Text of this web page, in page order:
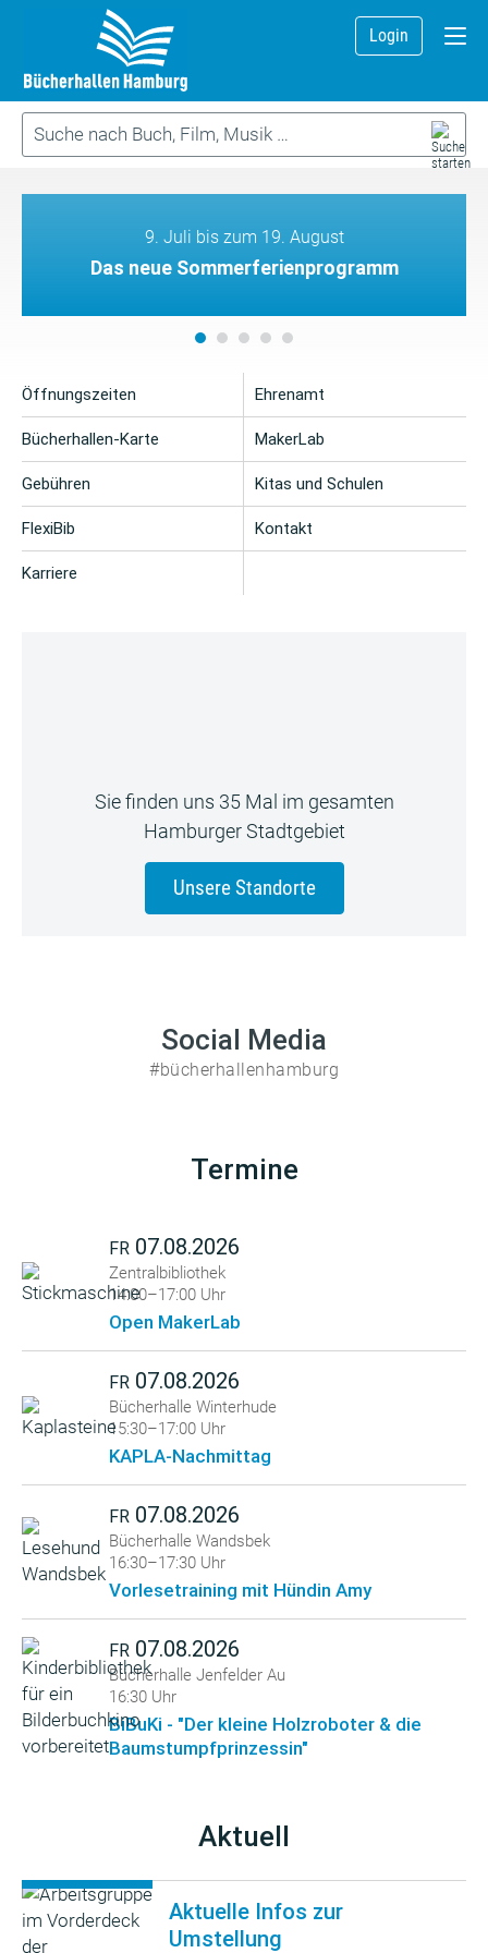
Login
9. Juli bis zum 19. August
Das neue Sommerferienprogramm
Öffnungszeiten
Bücherhallen-Karte
Gebühren
FlexiBib
Karriere
Ehrenamt
MakerLab
Kitas und Schulen
Kontakt
Sie finden uns 35 Mal im gesamten
Hamburger Stadtgebiet
Unsere Standorte
Social Media
#bücherhallenhamburg
Termine
FR 07.08.2026
Zentralbibliothek
14:00–17:00 Uhr
Open MakerLab
FR 07.08.2026
Bücherhalle Winterhude
15:30–17:00 Uhr
KAPLA-Nachmittag
FR 07.08.2026
Bücherhalle Wandsbek
16:30–17:30 Uhr
Vorlesetraining mit Hündin Amy
FR 07.08.2026
Bücherhalle Jenfelder Au
16:30 Uhr
BiBuKi - "Der kleine Holzroboter & die
Baumstumpfprinzessin"
Aktuell
Aktuelle Infos zur
Umstellung